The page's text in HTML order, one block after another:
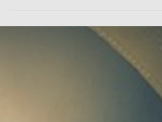
para tomar a...